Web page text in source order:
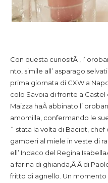
Con questa curiositÃ , l’
nto, simile all’ asparago
prima giornata di CXW a
colo Savoia di fronte a Castel
Maizza haÂ abbinato l’
amomilla, confermando le
¨ stata la volta di Baciot,
gamberi al miele in veste di
ell’ Indaco del Regina
a farina di ghianda,Â Â di
fritto di agnello. Un momento